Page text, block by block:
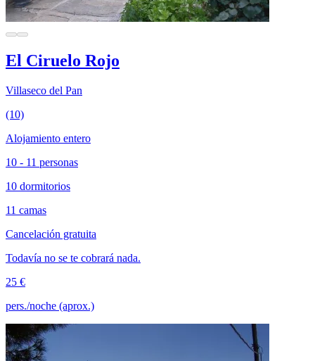
El Ciruelo Rojo
Villaseco del Pan
(10)
Alojamiento entero
10 - 11 personas
10 dormitorios
11 camas
Cancelación gratuita
Todavía no se te cobrará nada.
25 €
pers./noche (aprox.)